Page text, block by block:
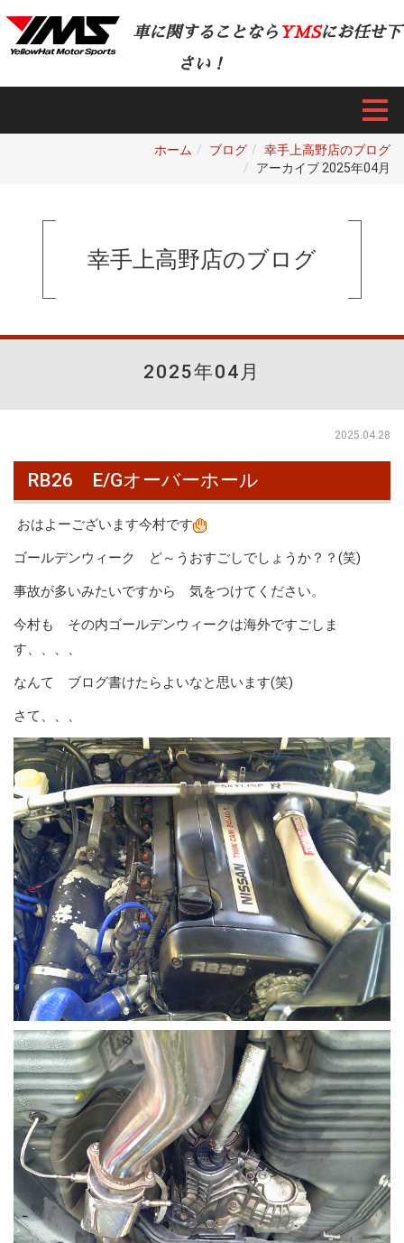
車に関することなら YMSにお任せ下
さい！
ホーム ブログ
幸手上高野店のブログ
アーカイブ 2025年04月
幸手上高野店のブログ
2025年04月
2025.04.28
RB26 E/Gオーバーホール
おはよーございます今村です
ゴールデンウィーク ど～うおすごしでしょうか？？(笑)
事故が多いみたいですから 気をつけてください。
今村も その内ゴールデンウィークは海外ですごしま
す、、、、
なんて ブログ書けたらよいなと思います(笑)
さて、、、